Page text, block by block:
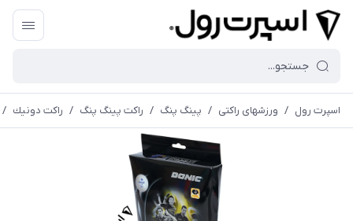
اسپرت رول / ورزشهای راکتی / پینگ پنگ / راکت پینگ پنگ / راكت دونيك /